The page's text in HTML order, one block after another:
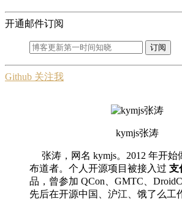
开通邮件订阅
订阅
Github 关注我
kymjs张涛
张涛，网名 kymjs。2012 年开始
布道者。个人开源项目被接入过 支
品，曾参加 QCon、GMTC、
先后在开源中国、沪江、饿了么工